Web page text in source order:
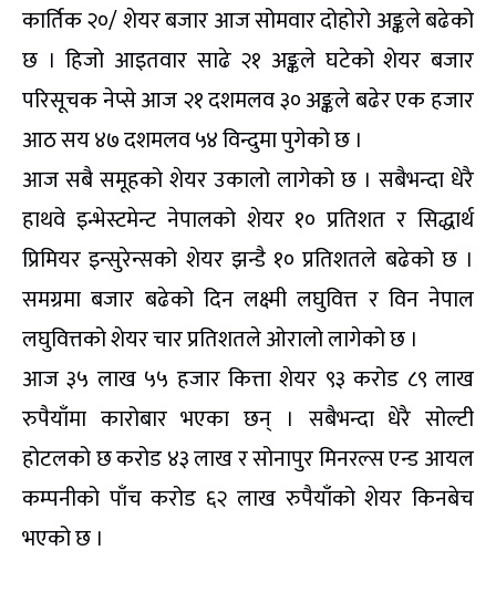
कार्तिक २०/ शेयर बजार आज सोमवार दोहोरो अङ्कले बढेको
छ । हिजो आइतवार साढे २१ अङ्कले घटेको शेयर बजार
परिसूचक नेप्से आज २१ दशमलव ३० अङ्कले बढेर एक हजार
आठ सय ४७ दशमलव ५४ विन्दुमा पुगेको छ ।
आज सबै समूहको शेयर उकालो लागेको छ । सबैभन्दा धेरै
हाथवे इन्भेस्टमेन्ट नेपालको शेयर १० प्रतिशत र सिद्धार्थ
प्रिमियर इन्सुरेन्सको शेयर झन्डै १० प्रतिशतले बढेको छ ।
समग्रमा बजार बढेको दिन लक्ष्मी लघुवित्त र विन नेपाल
लघुवित्तको शेयर चार प्रतिशतले ओरालो लागेको छ ।
आज ३५ लाख ५५ हजार कित्ता शेयर ९३ करोड ८९ लाख
रुपैयाँमा कारोबार भएका छन् । सबैभन्दा धेरै सोल्टी
होटलको छ करोड ४३ लाख र सोनापुर मिनरल्स एन्ड आयल
कम्पनीको पाँच करोड ६२ लाख रुपैयाँको शेयर किनबेच
भएको छ ।